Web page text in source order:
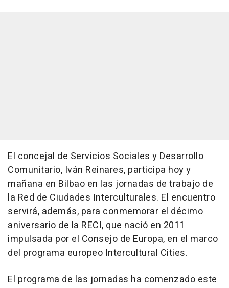
El concejal de Servicios Sociales y Desarrollo
Comunitario, Iván Reinares, participa hoy y
mañana en Bilbao en las jornadas de trabajo de
la Red de Ciudades Interculturales. El encuentro
servirá, además, para conmemorar el décimo
aniversario de la RECI, que nació en 2011
impulsada por el Consejo de Europa, en el marco
del programa europeo Intercultural Cities.
El programa de las jornadas ha comenzado este